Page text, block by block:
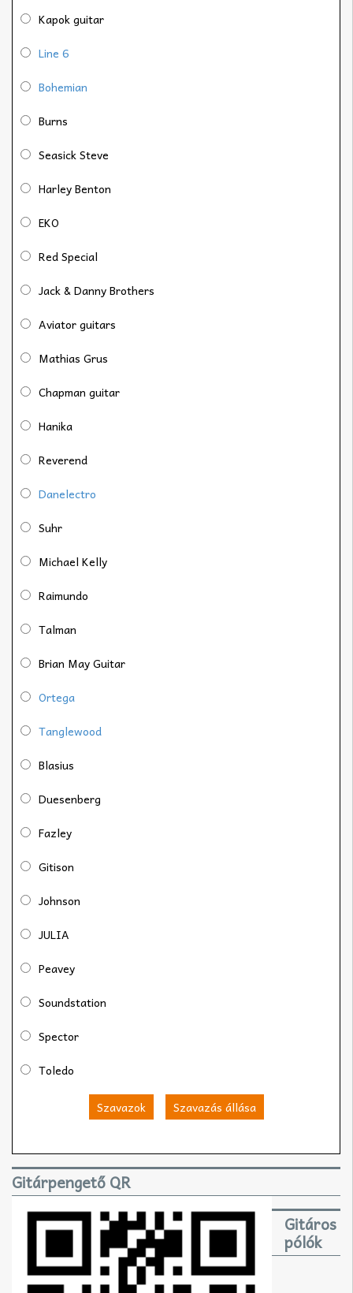
Kapok guitar
Line 6
Bohemian
Burns
Seasick Steve
Harley Benton
EKO
Red Special
Jack & Danny Brothers
Aviator guitars
Mathias Grus
Chapman guitar
Hanika
Reverend
Danelectro
Suhr
Michael Kelly
Raimundo
Talman
Brian May Guitar
Ortega
Tanglewood
Blasius
Duesenberg
Fazley
Gitison
Johnson
JULIA
Peavey
Soundstation
Spector
Toledo
Szavazok Szavazás állása
Gitárpengető QR
Gitáros
pólók